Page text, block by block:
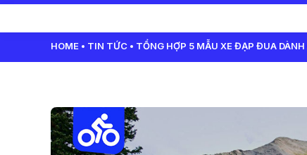
HOME TIN TỨC TỔNG HỢP 5 MẪU XE ĐẠP ĐUA